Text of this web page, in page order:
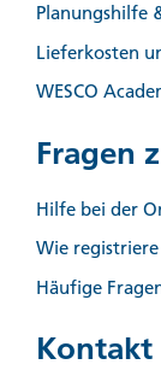
Planungshilfe
Lieferkosten
WESCO
Fragen
Hilfe bei der
Wie
Häufige
Kontakt